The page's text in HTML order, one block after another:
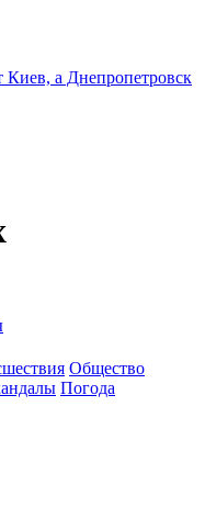
Киев, а Днепропетровск
Общество
Погода